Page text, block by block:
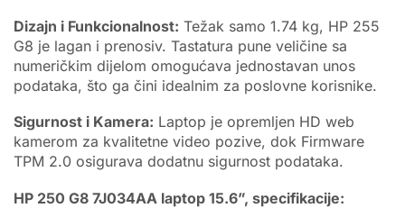
Dizajn i Funkcionalnost: Težak samo 1.74 kg, HP 255
G8 je lagan i prenosiv. Tastatura pune veličine sa
numeričkim dijelom omogućava jednostavan unos
podataka, što ga čini idealnim za poslovne korisnike.
Sigurnost i Kamera: Laptop je opremljen HD web
kamerom za kvalitetne video pozive, dok Firmware
TPM 2.0 osigurava dodatnu sigurnost podataka.
HP 250 G8 7J034AA laptop 15.6”, specifikacije: